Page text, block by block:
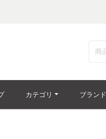
カテゴリ ブランド